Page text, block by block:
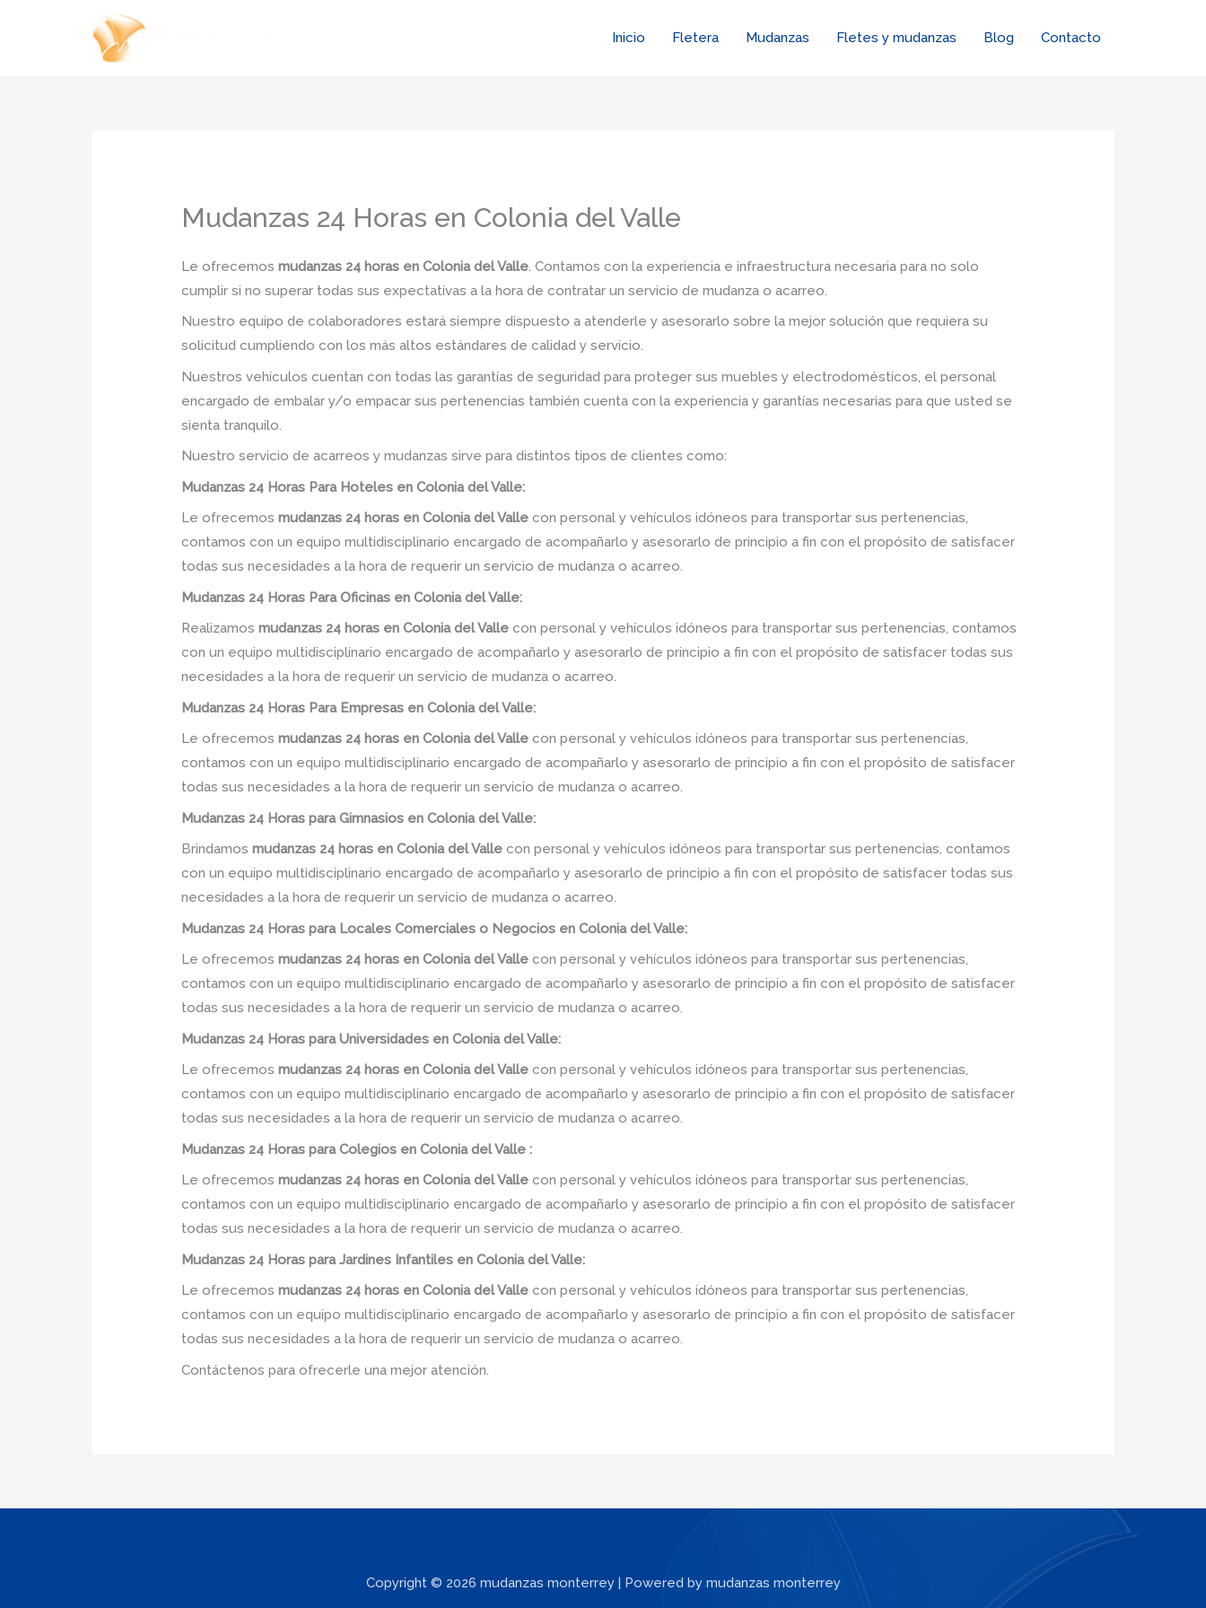
Inicio Fletera Mudanzas Fletes y mudanzas Blog Contacto
Mudanzas 24 Horas en Colonia del Valle
Le ofrecemos mudanzas 24 horas en Colonia del Valle . Contamos con la experiencia e infraestructura necesaria para no solo
cumplir si no superar todas sus expectativas a la hora de contratar un servicio de mudanza o acarreo.
Nuestro equipo de colaboradores estará siempre dispuesto a atenderle y asesorarlo sobre la mejor solución que requiera su
solicitud cumpliendo con los más altos estándares de calidad y servicio.
Nuestros vehículos cuentan con todas las garantías de seguridad para proteger sus muebles y electrodomésticos, el personal
encargado de embalar y/o empacar sus pertenencias también cuenta con la experiencia y garantías necesarias para que usted se
sienta tranquilo.
Nuestro servicio de acarreos y mudanzas sirve para distintos tipos de clientes como:
Mudanzas 24 Horas Para Hoteles en Colonia del Valle:
Le ofrecemosmudanzas 24 horas en Colonia del Valle con personal y vehículos idóneos para transportar sus pertenencias,
contamos con un equipo multidisciplinario encargado de acompañarlo y asesorarlo de principio a fin con el propósito de satisfacer
todas sus necesidades a la hora de requerir un servicio de mudanza o acarreo.
Mudanzas 24 Horas Para Oficinas en Colonia del Valle:
Realizamosmudanzas 24 horas en Colonia del Valle con personal y vehículos idóneos para transportar sus pertenencias, contamos
con un equipo multidisciplinario encargado de acompañarlo y asesorarlo de principio a fin con el propósito de satisfacer todas sus
necesidades a la hora de requerir un servicio de mudanza o acarreo.
Mudanzas 24 Horas Para Empresas en Colonia del Valle:
Le ofrecemosmudanzas 24 horas en Colonia del Valle con personal y vehículos idóneos para transportar sus pertenencias,
contamos con un equipo multidisciplinario encargado de acompañarlo y asesorarlo de principio a fin con el propósito de satisfacer
todas sus necesidades a la hora de requerir un servicio de mudanza o acarreo.
Mudanzas 24 Horas para Gimnasios en Colonia del Valle:
Brindamosmudanzas 24 horas en Colonia del Valle con personal y vehículos idóneos para transportar sus pertenencias, contamos
con un equipo multidisciplinario encargado de acompañarlo y asesorarlo de principio a fin con el propósito de satisfacer todas sus
necesidades a la hora de requerir un servicio de mudanza o acarreo.
Mudanzas 24 Horas para Locales Comerciales o Negocios en Colonia del Valle:
Le ofrecemosmudanzas 24 horas en Colonia del Valle con personal y vehículos idóneos para transportar sus pertenencias,
contamos con un equipo multidisciplinario encargado de acompañarlo y asesorarlo de principio a fin con el propósito de satisfacer
todas sus necesidades a la hora de requerir un servicio de mudanza o acarreo.
Mudanzas 24 Horas para Universidades en Colonia del Valle:
Le ofrecemosmudanzas 24 horas en Colonia del Valle con personal y vehículos idóneos para transportar sus pertenencias,
contamos con un equipo multidisciplinario encargado de acompañarlo y asesorarlo de principio a fin con el propósito de satisfacer
todas sus necesidades a la hora de requerir un servicio de mudanza o acarreo.
Mudanzas 24 Horas para Colegios en Colonia del Valle :
Le ofrecemosmudanzas 24 horas en Colonia del Valle con personal y vehículos idóneos para transportar sus pertenencias,
contamos con un equipo multidisciplinario encargado de acompañarlo y asesorarlo de principio a fin con el propósito de satisfacer
todas sus necesidades a la hora de requerir un servicio de mudanza o acarreo.
Mudanzas 24 Horas para Jardines Infantiles en Colonia del Valle:
Le ofrecemosmudanzas 24 horas en Colonia del Valle con personal y vehículos idóneos para transportar sus pertenencias,
contamos con un equipo multidisciplinario encargado de acompañarlo y asesorarlo de principio a fin con el propósito de satisfacer
todas sus necesidades a la hora de requerir un servicio de mudanza o acarreo.
Contáctenos para ofrecerle una mejor atención.
Copyright © 2026 mudanzas monterrey | Powered by mudanzas monterrey